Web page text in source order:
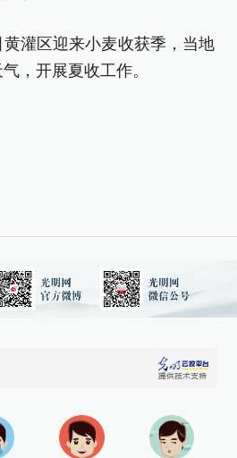
灌区迎来小麦收获季，当地
，开展夏收工作。